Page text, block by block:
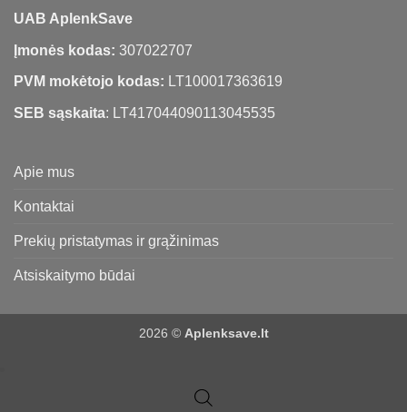
UAB AplenkSave
Įmonės kodas: 307022707
PVM mokėtojo kodas: LT100017363619
SEB sąskaita: LT417044090113045535
Apie mus
Kontaktai
Prekių pristatymas ir grąžinimas
Atsiskaitymo būdai
2026 © Aplenksave.lt